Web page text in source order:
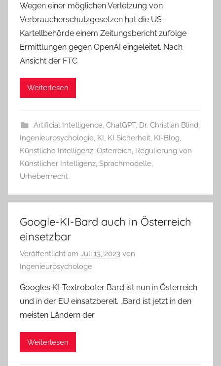
Wegen einer möglichen Verletzung von
Verbraucherschutzgesetzen hat die US-
Kartellbehörde einem Zeitungsbericht zufolge
Ermittlungen gegen OpenAI eingeleitet. Nach
Ansicht der FTC
Weiterlesen
Artificial Intelligence, ChatGPT, Dr. Christian Blind,
Ingenieurpsychologie, KI, KI Sicherheit, KI-Blog,
Künstliche Intelligenz, Österreich, Regulierung von
Künstlicher Intelligenz, Sprachmodelle,
Urheberrrecht
Google-KI-Bard auch in Österreich
einsetzbar
Veröffentlicht am Juli 13, 2023 von
Ingenieurpsychologe
Googles KI-Textroboter Bard ist nun in Österreich
und in der EU einsatzbereit. „Bard ist jetzt in den
meisten Ländern der
Weiterlesen